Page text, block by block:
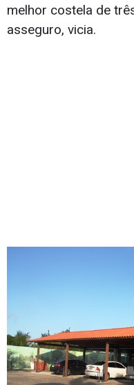
melhor costela de
asseguro, vicia.